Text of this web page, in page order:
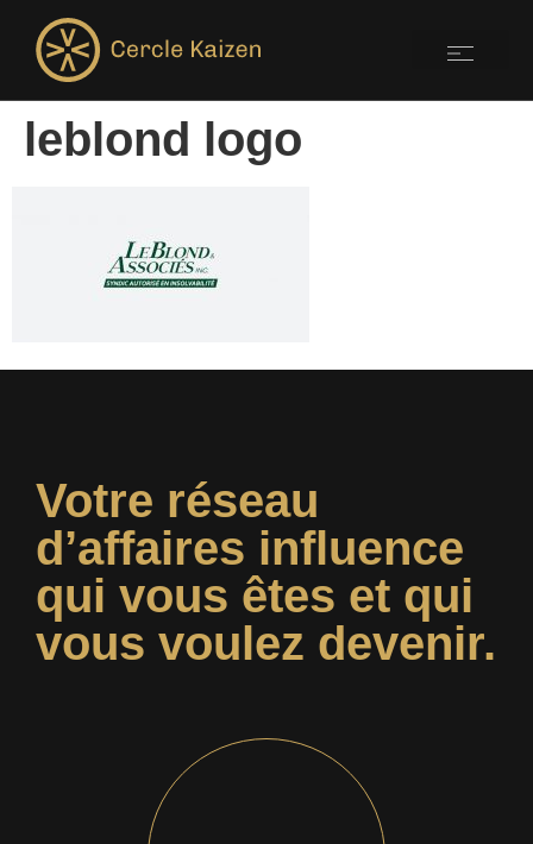
leblond logo
Votre réseau
d’affaires influence
qui vous êtes et qui
vous voulez devenir.